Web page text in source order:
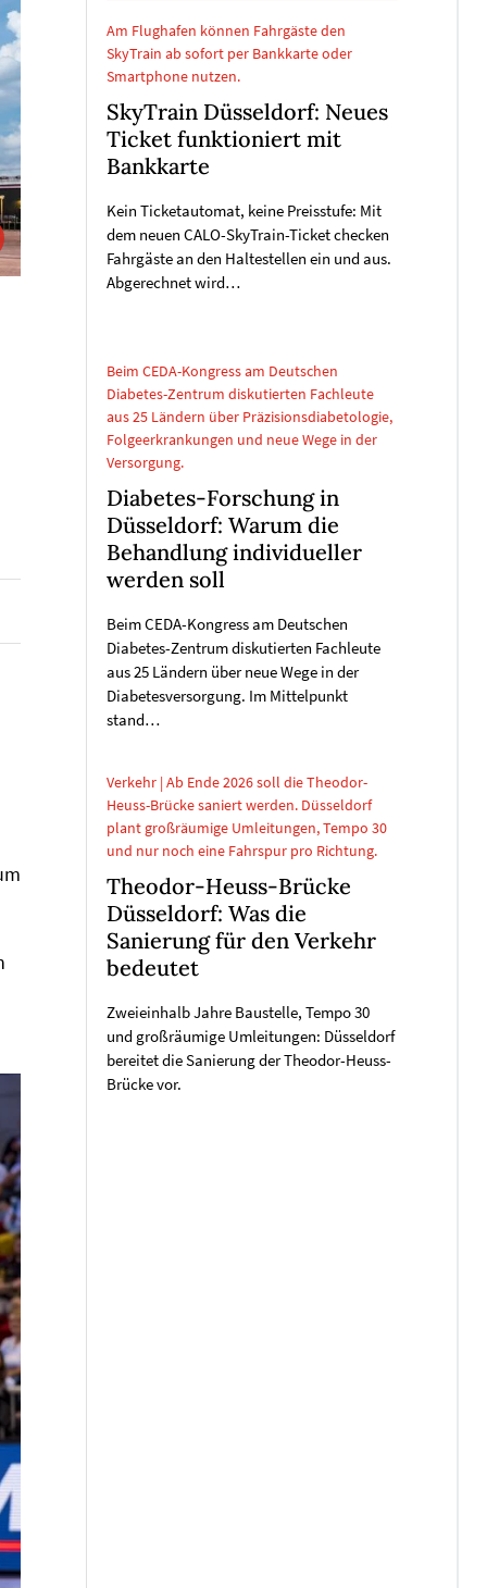
Am Flughafen können Fahrgäste den
SkyTrain ab sofort per Bankkarte oder
Smartphone nutzen.
SkyTrain Düsseldorf: Neues
Ticket funktioniert mit
Bankkarte
Kein Ticketautomat, keine Preisstufe: Mit
dem neuen CALO-SkyTrain-Ticket checken
Fahrgäste an den Haltestellen ein und aus.
Abgerechnet wird…
Beim CEDA-Kongress am Deutschen
Diabetes-Zentrum diskutierten Fachleute
aus 25 Ländern über Präzisionsdiabetologie,
Folgeerkrankungen und neue Wege in der
Versorgung.
Diabetes-Forschung in
Düsseldorf: Warum die
Behandlung individueller
werden soll
Beim CEDA-Kongress am Deutschen
Diabetes-Zentrum diskutierten Fachleute
aus 25 Ländern über neue Wege in der
Diabetesversorgung. Im Mittelpunkt
stand…
Verkehr | Ab Ende 2026 soll die Theodor-
Heuss-Brücke saniert werden. Düsseldorf
plant großräumige Umleitungen, Tempo 30
und nur noch eine Fahrspur pro Richtung.
Theodor-Heuss-Brücke
Düsseldorf: Was die
Sanierung für den Verkehr
bedeutet
Zweieinhalb Jahre Baustelle, Tempo 30
und großräumige Umleitungen: Düsseldorf
bereitet die Sanierung der Theodor-Heuss-
Brücke vor.